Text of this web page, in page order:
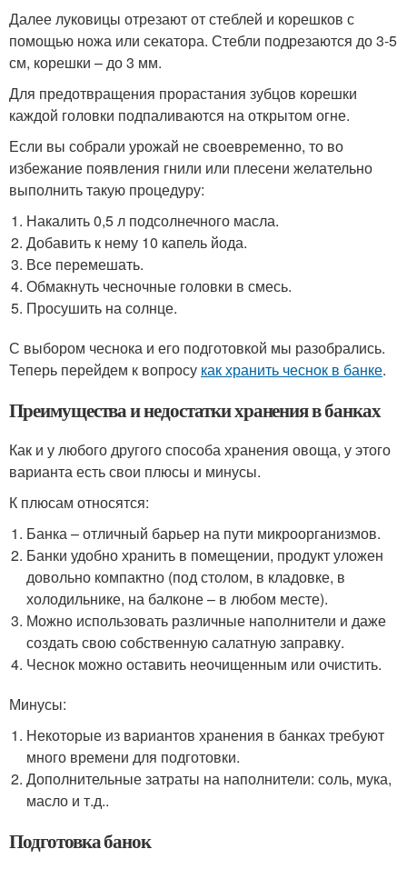
Далее луковицы отрезают от стеблей и корешков с
помощью ножа или секатора. Стебли подрезаются до 3-5
см, корешки – до 3 мм.
Для предотвращения прорастания зубцов корешки
каждой головки подпаливаются на открытом огне.
Если вы собрали урожай не своевременно, то во
избежание появления гнили или плесени желательно
выполнить такую процедуру:
Накалить 0,5 л подсолнечного масла.
Добавить к нему 10 капель йода.
Все перемешать.
Обмакнуть чесночные головки в смесь.
Просушить на солнце.
С выбором чеснока и его подготовкой мы разобрались.
Теперь перейдем к вопросу как хранить чеснок в банке.
Преимущества и недостатки хранения в банках
Как и у любого другого способа хранения овоща, у этого
варианта есть свои плюсы и минусы.
К плюсам относятся:
Банка – отличный барьер на пути микроорганизмов.
Банки удобно хранить в помещении, продукт уложен
довольно компактно (под столом, в кладовке, в
холодильнике, на балконе – в любом месте).
Можно использовать различные наполнители и даже
создать свою собственную салатную заправку.
Чеснок можно оставить неочищенным или очистить.
Минусы:
Некоторые из вариантов хранения в банках требуют
много времени для подготовки.
Дополнительные затраты на наполнители: соль, мука,
масло и т.д..
Подготовка банок